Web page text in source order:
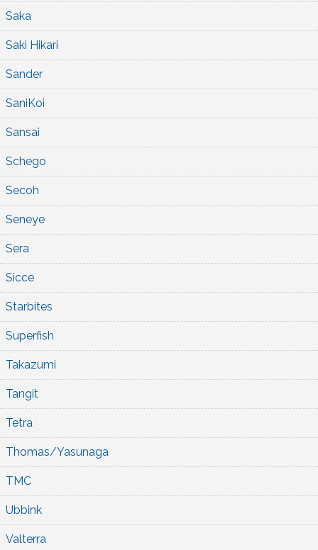
Saka
Saki Hikari
Sander
SaniKoi
Sansai
Schego
Secoh
Seneye
Sera
Sicce
Starbites
Superfish
Takazumi
Tangit
Tetra
Thomas/Yasunaga
TMC
Ubbink
Valterra